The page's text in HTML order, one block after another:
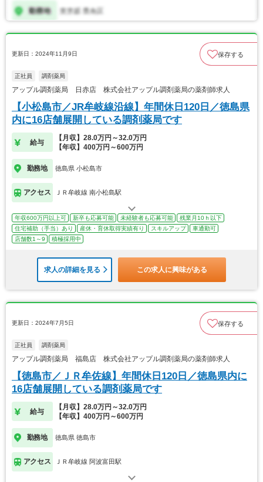
更新日：2024年11月9日 保存する
正社員 調剤薬局
アップル調剤薬局 日赤店 株式会社アップル調剤薬局の薬剤師求人
【小松島市／JR牟岐線沿線】年間休日120日／徳島県
内に16店舗展開している調剤薬局です
給与
【月収】28.0万円～32.0万円
【年収】400万円～600万円
勤務地 徳島県 小松島市
アクセス ＪＲ牟岐線 南小松島駅
年収600万円以上可 新卒も応募可能 未経験者も応募可能
残業月10ｈ以下
住宅補助（手当）あり
産休・育休取得実績有り スキルアップ
車通勤可
店舗数1～9
積極採用中
求人の詳細を見る この求人に興味がある
更新日：2024年7月5日 保存する
正社員 調剤薬局
アップル調剤薬局 福島店 株式会社アップル調剤薬局の薬剤師求人
【徳島市／ＪＲ牟佐線】年間休日120日／徳島県内に
16店舗展開している調剤薬局です
給与
【月収】28.0万円～32.0万円
【年収】400万円～600万円
勤務地 徳島県 徳島市
アクセス ＪＲ牟岐線 阿波富田駅